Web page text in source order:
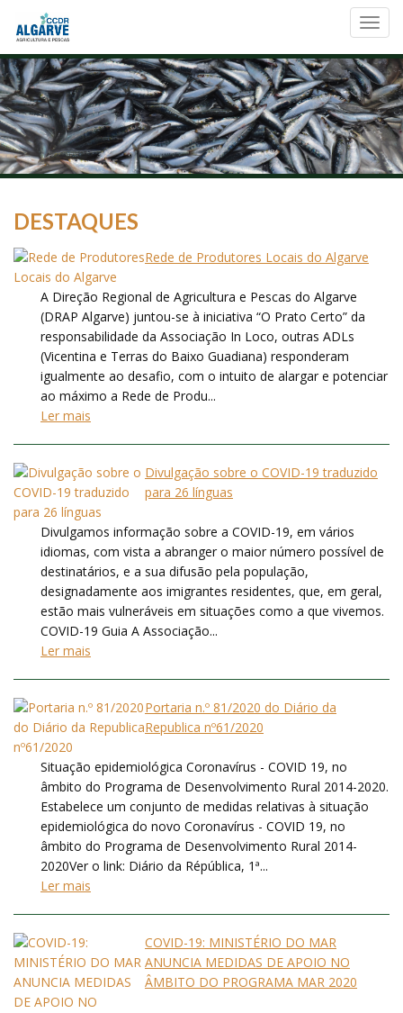
DESTAQUES
Rede de Produtores Locais do Algarve
A Direção Regional de Agricultura e Pescas do Algarve
(DRAP Algarve) juntou-se à iniciativa “O Prato Certo” da
responsabilidade da Associação In Loco, outras ADLs
(Vicentina e Terras do Baixo Guadiana) responderam
igualmente ao desafio, com o intuito de alargar e potenciar
ao máximo a Rede de Produ...
Ler mais
Divulgação sobre o COVID-19 traduzido
para 26 línguas
Divulgamos informação sobre a COVID-19, em vários
idiomas, com vista a abranger o maior número possível de
destinatários, e a sua difusão pela população,
designadamente aos imigrantes residentes, que, em geral,
estão mais vulneráveis em situações como a que vivemos.
COVID-19 Guia A Associação...
Ler mais
Portaria n.º 81/2020 do Diário da
Republica nº61/2020
Situação epidemiológica Coronavírus - COVID 19, no
âmbito do Programa de Desenvolvimento Rural 2014-2020.
Estabelece um conjunto de medidas relativas à situação
epidemiológica do novo Coronavírus - COVID 19, no
âmbito do Programa de Desenvolvimento Rural 2014-
2020Ver o link: Diário da Répública, 1ª...
Ler mais
COVID-19: MINISTÉRIO DO MAR
ANUNCIA MEDIDAS DE APOIO NO
ÂMBITO DO PROGRAMA MAR 2020